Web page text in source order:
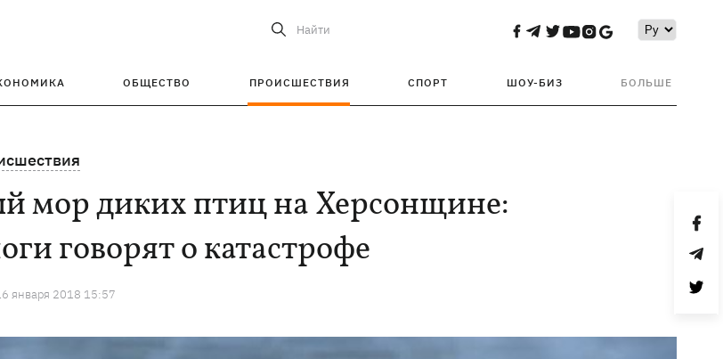
Найти
ОБЩЕСТВО ПРОИСШЕСТВИЯ СПОРТ ШОУ-БИЗ БОЛЬШЕ
мор диких птиц на Херсонщине:
говорят о катастрофе
января 2018 15:57